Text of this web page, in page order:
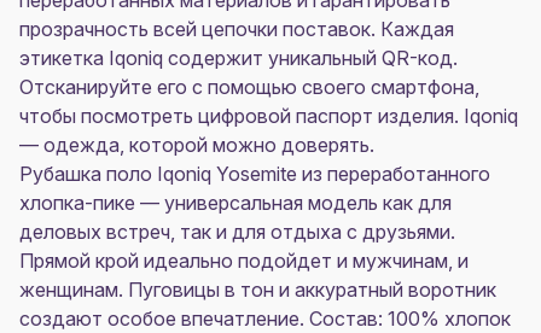
прозрачность всей цепочки поставок. Каждая
этикетка Iqoniq содержит уникальный QR-код.
Отсканируйте его с помощью своего смартфона,
чтобы посмотреть цифровой паспорт изделия. Iqoniq
— одежда, которой можно доверять.
Рубашка поло Iqoniq Yosemite из переработанного
хлопка-пике — универсальная модель как для
деловых встреч, так и для отдыха с друзьями.
Прямой крой идеально подойдет и мужчинам, и
женщинам. Пуговицы в тон и аккуратный воротник
создают особое впечатление. Состав: 100% хлопок